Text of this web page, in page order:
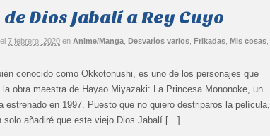
Dios Jabalí a Rey Cuyo
el 7 febrero, 2020 en Anime/Manga Desvaríos varios Frikadas Mis cosas
conocido como Okkotonushi, es uno de los personajes que
obra maestra de Hayao Miyazaki: La Princesa Mononoke, un
estrenado en 1997. Puesto que no quiero destriparos la película,
añadiré que este viejo Dios Jabalí […]